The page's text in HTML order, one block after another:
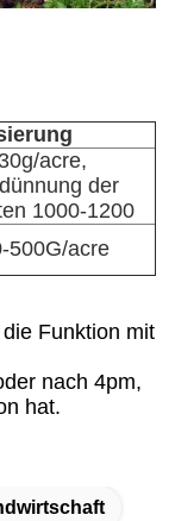
acre,
der
1000-1200
500G/acre
Funktion mit
nach 4pm,
hat.